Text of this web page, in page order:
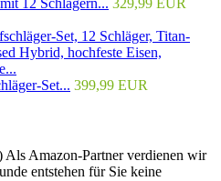
12 Schlägern... 329,99 EUR
Set... 399,99 EUR
Amazon-Partner verdienen wir
entstehen für Sie keine